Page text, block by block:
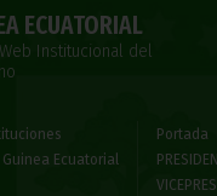
ECUATORIAL
Institucional del
Ecuatorial
Portada